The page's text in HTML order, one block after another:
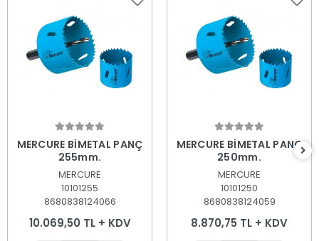
Sepete Ekle
MERCURE BİMETAL PANÇ
255mm.
MERCURE
10101255
8680838124066
10.069,50 TL + KDV
Sepete Ekle
MERCURE BİMETAL PANÇ
250mm.
MERCURE
10101250
8680838124059
8.870,75 TL + KDV